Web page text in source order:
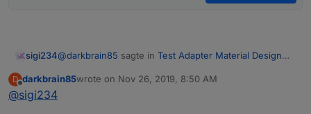
sigi234@darkbrain85 sagte in Test Adapter Material Design
D
Offline
darkbrain85wrote on Nov 26, 2019, 8:50 AM
last edited by
@sigi234